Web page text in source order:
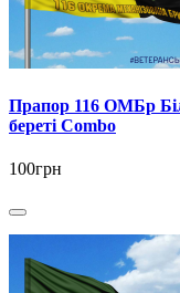
Прапор 116 ОМБр
береті Combo
100грн